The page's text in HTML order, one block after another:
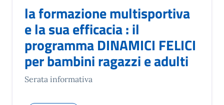
la formazione multisportiva
e la sua efficacia : il
programma DINAMICI FELICI
per bambini ragazzi e adulti
Serata informativa